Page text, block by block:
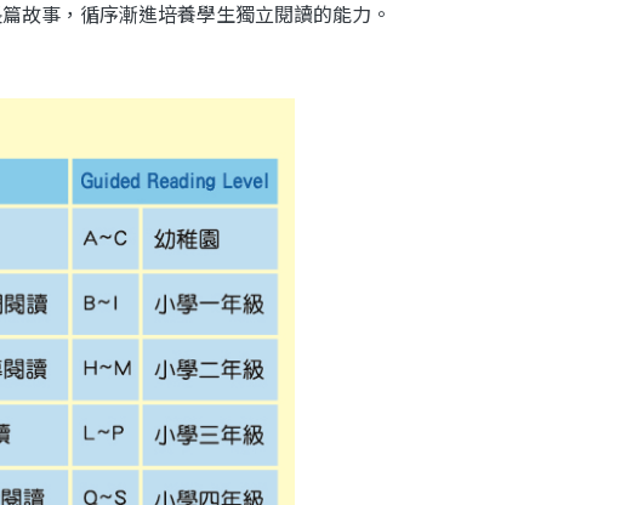
故事，循序漸進培養學生獨立閱讀的能力。